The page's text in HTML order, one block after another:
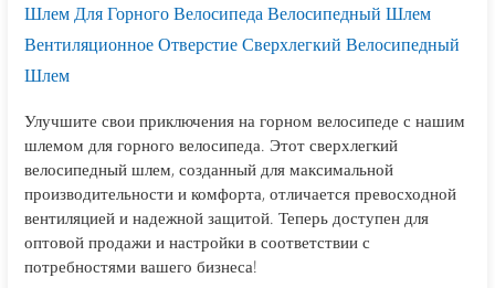
Шлем Для Горного Велосипеда Велосипедный Шлем
Вентиляционное Отверстие Сверхлегкий Велосипедный
Шлем
Улучшите свои приключения на горном велосипеде с нашим
шлемом для горного велосипеда. Этот сверхлегкий
велосипедный шлем, созданный для максимальной
производительности и комфорта, отличается превосходной
вентиляцией и надежной защитой. Теперь доступен для
оптовой продажи и настройки в соответствии с
потребностями вашего бизнеса!